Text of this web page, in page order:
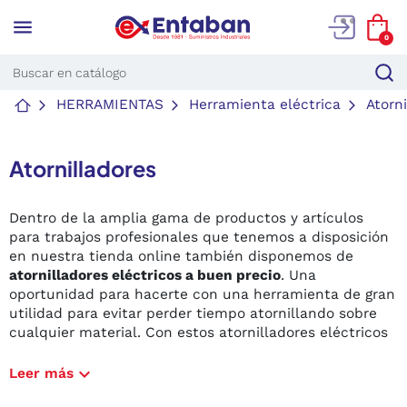
menu 0
HERRAMIENTAS Herramienta eléctrica
Atornilladores
Dentro de la amplia gama de productos y artículos
para trabajos profesionales que tenemos a disposición
en nuestra tienda online también disponemos de
atornilladores eléctricos a buen precio. Una
oportunidad para hacerte con una herramienta de gran
utilidad para evitar perder tiempo atornillando sobre
cualquier material. Con estos atornilladores eléctricos
profesional en muy poco tiempo. Ahorra tiempo para
Leer más expand_more